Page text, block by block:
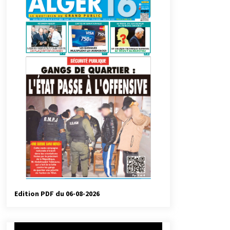
automatiques
3 jours ago
Droit de change : Le CPA lance une
carte VISA dédiée aux voyages à
l’étranger
1 semaine ago
Droit à l’affiliation au régime
national de retraite : Coup d’envoi
d’une campagne de sensibilisation
au profit de la communauté
nationale à l’étranger
2 semaines ago
Université Alger 3 : Lancement d’un
master à cursus intégré à la licence
en communication en langue
amazighe
3 semaines ago
Edition PDF du 06-08-2026